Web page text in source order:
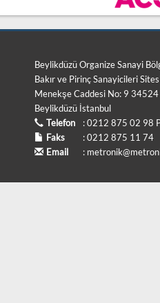
Beylikdüzü Organize Sanayi
Bakır ve Pirinç Sanayicileri
Menekşe Caddesi No: 9 34524
Beylikdüzü İstanbul
Telefon
: 0212 875 02 98
Faks
: 0212 875 11 74
Email
: